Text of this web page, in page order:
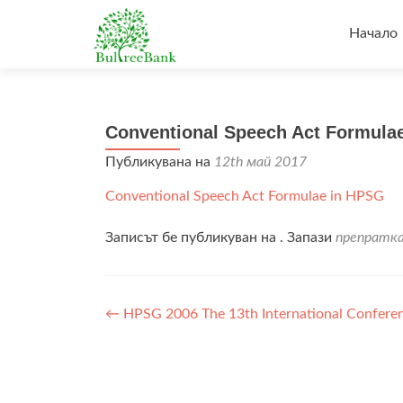
към
Начало
Conventional Speech Act
Публикувана на 12th май 2017
Conventional Speech Act Formulae in HPSG
Записът бе публикуван на . Запази
Навигация
← HPSG 2006 The 13th International